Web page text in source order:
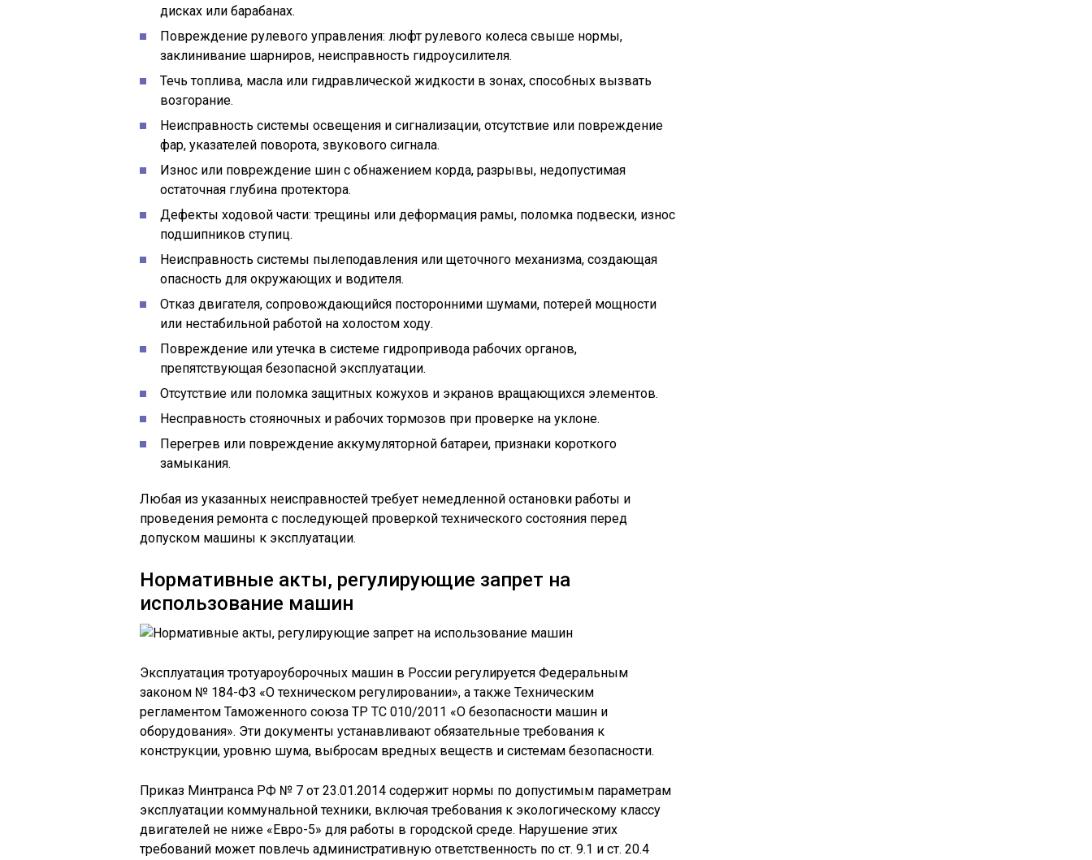
дисках или барабанах.
Повреждение рулевого управления: люфт рулевого колеса свыше нормы,
заклинивание шарниров, неисправность гидроусилителя.
Течь топлива, масла или гидравлической жидкости в зонах, способных вызвать
возгорание.
Неисправность системы освещения и сигнализации, отсутствие или повреждение
фар, указателей поворота, звукового сигнала.
Износ или повреждение шин с обнажением корда, разрывы, недопустимая
остаточная глубина протектора.
Дефекты ходовой части: трещины или деформация рамы, поломка подвески, износ
подшипников ступиц.
Неисправность системы пылеподавления или щеточного механизма, создающая
опасность для окружающих и водителя.
Отказ двигателя, сопровождающийся посторонними шумами, потерей мощности
или нестабильной работой на холостом ходу.
Повреждение или утечка в системе гидропривода рабочих органов,
препятствующая безопасной эксплуатации.
Отсутствие или поломка защитных кожухов и экранов вращающихся элементов.
Несправность стояночных и рабочих тормозов при проверке на уклоне.
Перегрев или повреждение аккумуляторной батареи, признаки короткого
замыкания.
Любая из указанных неисправностей требует немедленной остановки работы и
проведения ремонта с последующей проверкой технического состояния перед
допуском машины к эксплуатации.
Нормативные акты, регулирующие запрет на
использование машин
Эксплуатация тротуароуборочных машин в России регулируется Федеральным
законом № 184-ФЗ «О техническом регулировании», а также Техническим
регламентом Таможенного союза ТР ТС 010/2011 «О безопасности машин и
оборудования». Эти документы устанавливают обязательные требования к
конструкции, уровню шума, выбросам вредных веществ и системам безопасности.
Приказ Минтранса РФ № 7 от 23.01.2014 содержит нормы по допустимым параметрам
эксплуатации коммунальной техники, включая требования к экологическому классу
двигателей не ниже «Евро-5» для работы в городской среде. Нарушение этих
требований может повлечь административную ответственность по ст. 9.1 и ст. 20.4